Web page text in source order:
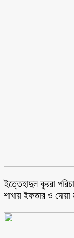
ইত্তেহাদুল কুররা
শাখায় ইফতার ও দোয়া